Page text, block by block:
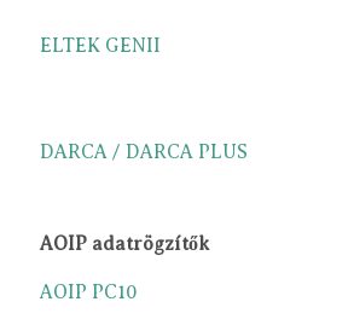
ELTEK GENII
DARCA / DARCA PLUS
AOIP adatrögzítők
AOIP PC10